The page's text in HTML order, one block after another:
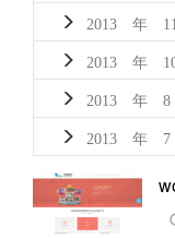
2013 年
2013 年
2013 年
2013 年